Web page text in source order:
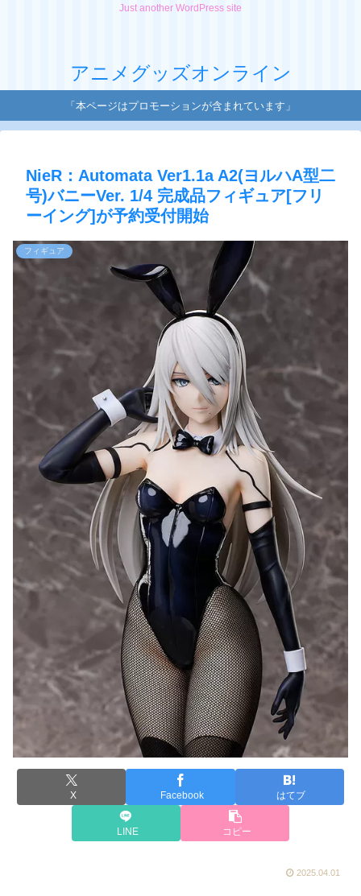
Just another WordPress site
アニメグッズオンライン
「本ページはプロモーションが含まれています」
NieR：Automata Ver1.1a A2(ヨルハA型二
号)バニーVer. 1/4 完成品フィギュア[フリ
ーイング]が予約受付開始
フィギュア
X Facebook はてブ
LINE コピー
2025.04.01